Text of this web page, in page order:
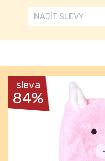
sleva
84%